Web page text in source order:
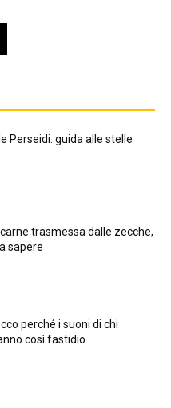
Perseidi: guida alle stelle
trasmessa dalle zecche,
sapere
perché i suoni di chi
così fastidio